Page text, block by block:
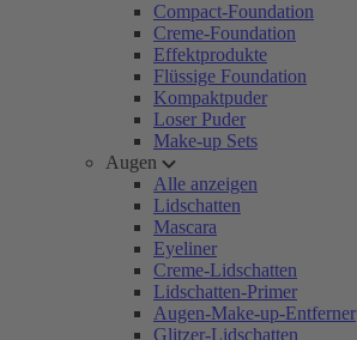
Compact-Foundation
Creme-Foundation
Effektprodukte
Flüssige Foundation
Kompaktpuder
Loser Puder
Make-up Sets
Augen
Alle anzeigen
Lidschatten
Mascara
Eyeliner
Creme-Lidschatten
Lidschatten-Primer
Augen-Make-up-Entferner
Glitzer-Lidschatten